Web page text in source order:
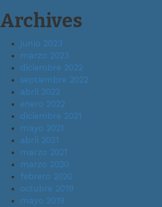
Archives
junio 2023
marzo 2023
diciembre 2022
septiembre 2022
abril 2022
enero 2022
diciembre 2021
mayo 2021
abril 2021
marzo 2021
marzo 2020
febrero 2020
octubre 2019
mayo 2019